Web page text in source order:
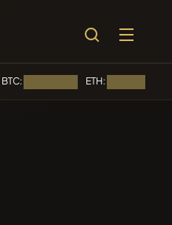
BTC: ETH: